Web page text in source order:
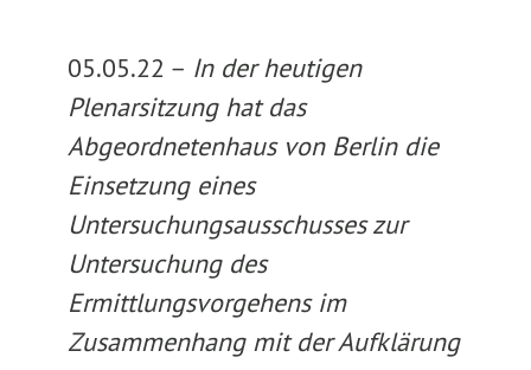
05.05.22 – In der heutigen
Plenarsitzung hat das
Abgeordnetenhaus von Berlin die
Einsetzung eines
Untersuchungsausschusses zur
Untersuchung des
Ermittlungsvorgehens im
Zusammenhang mit der Aufklärung